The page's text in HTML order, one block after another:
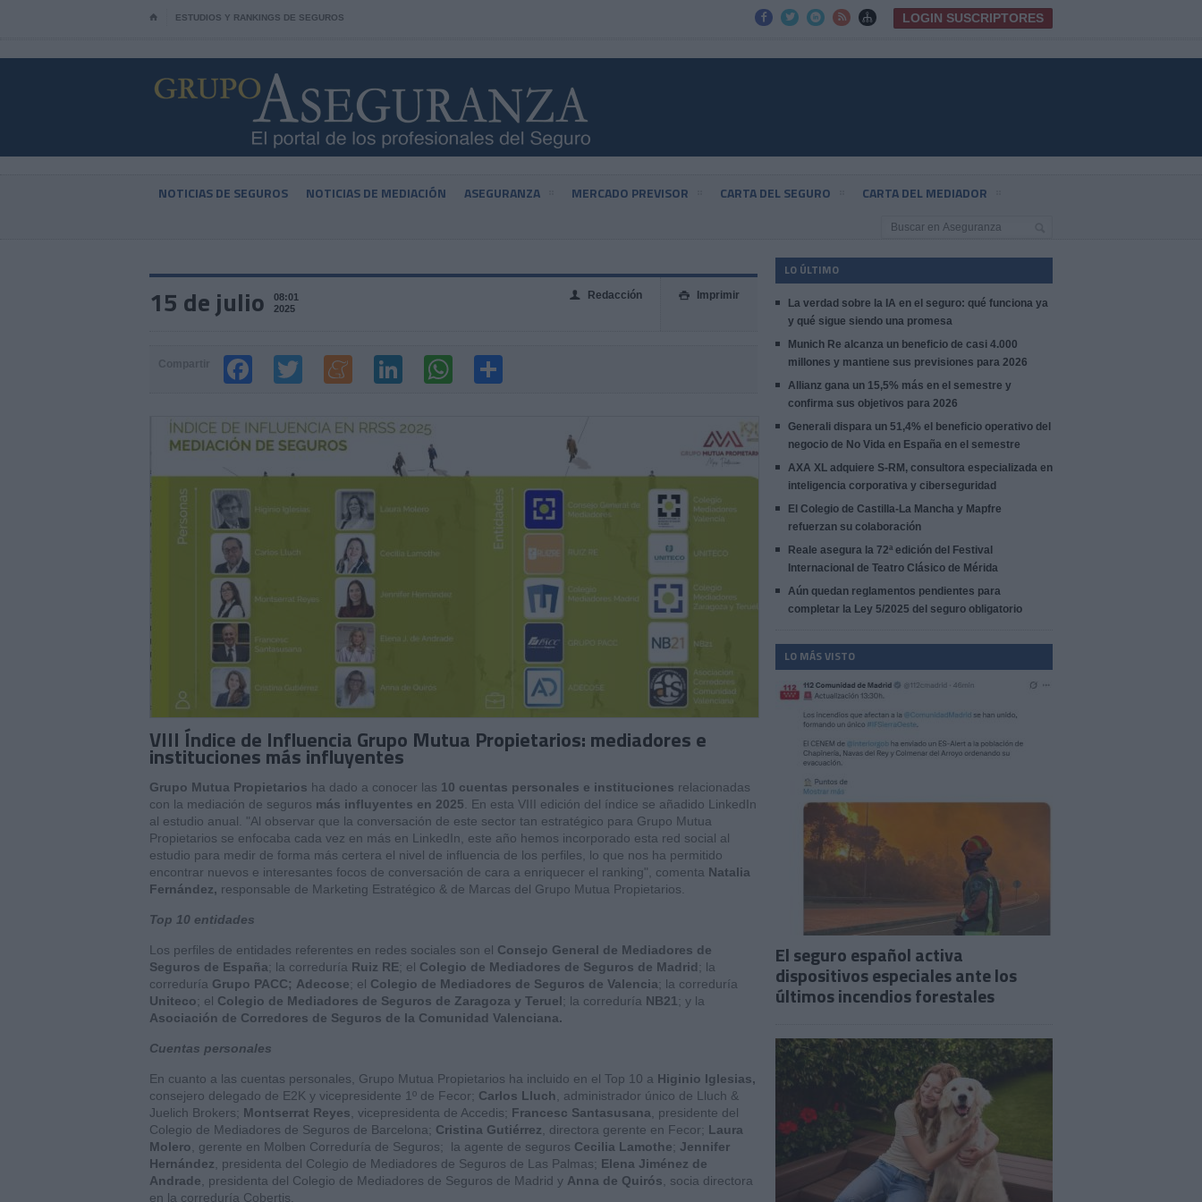
⌂ ESTUDIOS Y RANKINGS DE SEGUROS      LOGIN SUSCRIPTORES
NOTICIAS DE SEGUROS NOTICIAS DE MEDIACIÓN ASEGURANZA MERCADO PREVISOR CARTA DEL SEGURO CARTA DEL MEDIADOR
15 de julio
08:01
2025
 Imprimir
👤 Redacción
VIII Índice de Influencia Grupo Mutua Propietarios: mediadores e
instituciones más influyentes
Grupo Mutua Propietarios ha dado a conocer las 10 cuentas personales e instituciones relacionadas
con la mediación de seguros más influyentes en 2025 . En esta VIII edición del índice se añadido LinkedIn
al estudio anual. "Al observar que la conversación de este sector tan estratégico para Grupo Mutua
Propietarios se enfocaba cada vez en más en LinkedIn, este año hemos incorporado esta red social al
estudio para medir de forma más certera el nivel de influencia de los perfiles, lo que nos ha permitido
encontrar nuevos e interesantes focos de conversación de cara a enriquecer el ranking", comenta Natalia
Fernández, responsable de Marketing Estratégico & de Marcas del Grupo Mutua Propietarios.
Top 10 entidades
Los perfiles de entidades referentes en redes sociales son el Consejo General de Mediadores de
Seguros de España; la correduría Ruiz RE; el Colegio de Mediadores de Seguros de Madrid; la
correduría Grupo PACC; Adecose; el Colegio de Mediadores de Seguros de Valencia; la correduría
Uniteco; el Colegio de Mediadores de Seguros de Zaragoza y Teruel; la correduría NB21 ; y la
Asociación de Corredores de Seguros de la Comunidad Valenciana.
Cuentas personales
En cuanto a las cuentas personales, Grupo Mutua Propietarios ha incluido en el Top 10 a Higinio Iglesias,
consejero delegado de E2K y vicepresidente 1º de Fecor; Carlos Lluch , administrador único de Lluch &
Juelich Brokers; Montserrat Reyes , vicepresidenta de Accedis; Francesc Santasusana , presidente del
Colegio de Mediadores de Seguros de Barcelona; Cristina Gutiérrez , directora gerente en Fecor; Laura
Molero , gerente en Molben Correduría de Seguros; la agente de seguros Cecilia Lamothe; Jennifer
Hernández , presidenta del Colegio de Mediadores de Seguros de Las Palmas; Elena Jiménez de
Andrade , presidenta del Colegio de Mediadores de Seguros de Madrid y Anna de Quirós , socia directora
en la correduría Cobertis.
LO ÚLTIMO
La verdad sobre la IA en el seguro: qué funciona ya
y qué sigue siendo una promesa
Munich Re alcanza un beneficio de casi 4.000
millones y mantiene sus previsiones para 2026
Allianz gana un 15,5% más en el semestre y
confirma sus objetivos para 2026
Generali dispara un 51,4% el beneficio operativo del
negocio de No Vida en España en el semestre
AXA XL adquiere S-RM, consultora especializada en
inteligencia corporativa y ciberseguridad
El Colegio de Castilla-La Mancha y Mapfre
refuerzan su colaboración
Reale asegura la 72ª edición del Festival
Internacional de Teatro Clásico de Mérida
Aún quedan reglamentos pendientes para
completar la Ley 5/2025 del seguro obligatorio
LO MÁS VISTO
El seguro español activa
dispositivos especiales ante los
últimos incendios forestales